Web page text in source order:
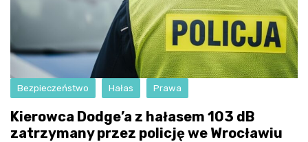
Bezpieczeństwo Hałas Prawa
Kierowca Dodge’a z hałasem 103 dB
zatrzymany przez policję we Wrocławiu